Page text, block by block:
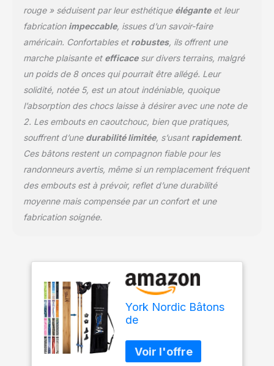
rouge » séduisent par leur esthétique éléganteet leur
fabrication impeccable, issues d’un savoir-faire
américain. Confortables et robustes, ils offrent une
marche plaisante et efficacesur divers terrains, malgré
un poids de 8 onces qui pourrait être allégé. Leur
solidité, notée 5, est un atout indéniable, quoique
l’absorption des chocs laisse à désirer avec une note de
2. Les embouts en caoutchouc, bien que pratiques,
souffrent d’une durabilité limitée, s’usant rapidement.
Ces bâtons restent un compagnon fiable pour les
randonneurs avertis, même si un remplacement fréquent
des embouts est à prévoir, reflet d’une durabilité
moyenne mais compensée par un confort et une
fabrication soignée.
York Nordic Bâtons
de
en bois rouge –
Fabriqué aux États-